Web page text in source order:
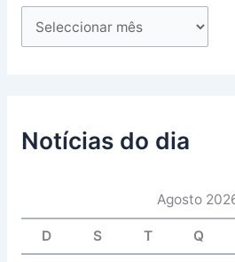
Notícias do dia
Agosto
D S T Q